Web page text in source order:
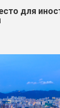
для